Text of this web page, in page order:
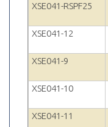
XSE041-RSPF25
XSE041-12
XSE041-9
XSE041-10
XSE041-11